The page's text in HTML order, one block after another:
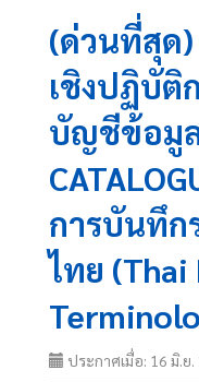
(ด่วนที่สุด
เชิงปฏิบัติ
บัญชีข้อมูล
การบันทึก
ไทย (Thai
ประกาศเมื่อ: 16 มิ